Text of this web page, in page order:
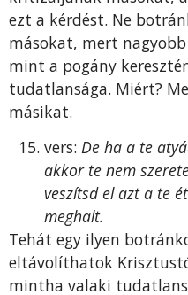
ezt a kérdést. Ne
másokat, mert
mint a pogány
tudatlansága. Miért?
másikat.
vers: De ha a te
akkor te nem
veszítsd el azt a te
meghalt.
Tehát egy ilyen
eltávolíthatok
mintha valaki